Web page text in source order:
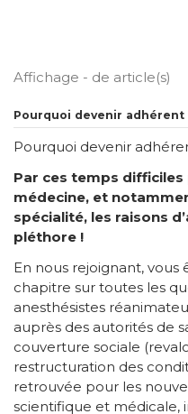
Affichage - de article(s)
Pourquoi devenir adhérent
Pourquoi devenir
Par ces temps difficiles
médecine, et
spécialité, les raisons
pléthore !
En nous rejoignant, vous
chapitre sur toutes les
anesthésistes
auprès des autorités de
couverture sociale
restructuration des
retrouvée pour les
scientifique et médicale,